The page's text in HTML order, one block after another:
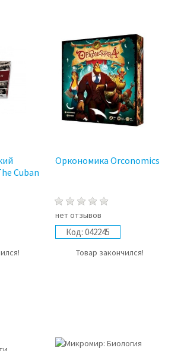
Cuban
Оркономика Orconomics
нет отзывов
Код: 042245
Товар закончился!